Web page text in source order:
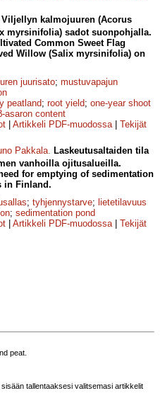
Viljellyn kalmojuuren (Acorus
myrsinifolia) sadot suonpohjalla.
Common Sweet Flag
Willow (Salix myrsinifolia) on
juurisato; mustuvapajun
peatland; root yield; one-year shoot
asaron content
Artikkeli PDF-muodossa| Tekijät
Pakkala. Laskeutusaltaiden tila
vanhoilla ojitusalueilla.
for emptying of sedimentation
in Finland.
; tyhjennystarve; lietetilavuus
; sedimentation pond
Artikkeli PDF-muodossa| Tekijät
peat.
tallentaaksesi valitsemasi artikkelit